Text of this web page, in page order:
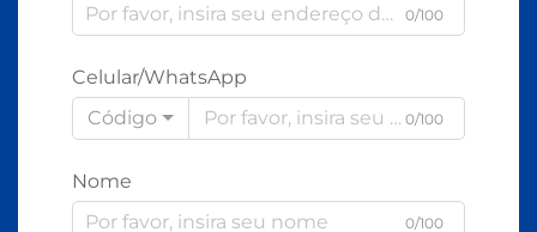
0/100
Celular/WhatsApp
Código
0/100
Nome
0/100